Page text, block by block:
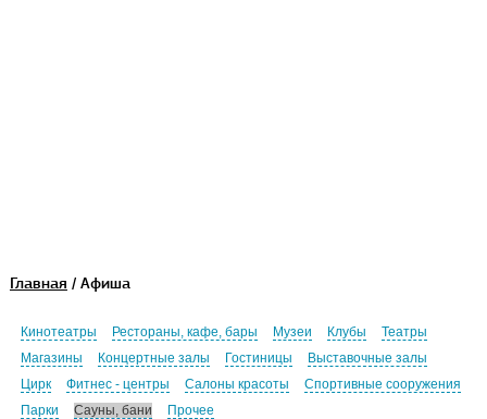
Главная / Афиша
Кинотеатры Рестораны, кафе, бары Музеи Клубы
Театры
Магазины
Концертные залы Гостиницы
Выставочные залы
Цирк
Фитнес - центры Салоны красоты
Спортивные сооружения
Парки
Сауны, бани Прочее